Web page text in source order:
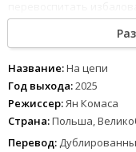
на свободу, Томми
психологических игр и
12345 678
Название:На цепи
Год выхода:2025
Режиссер:Ян Комаса
Страна:Польша,
Перевод: